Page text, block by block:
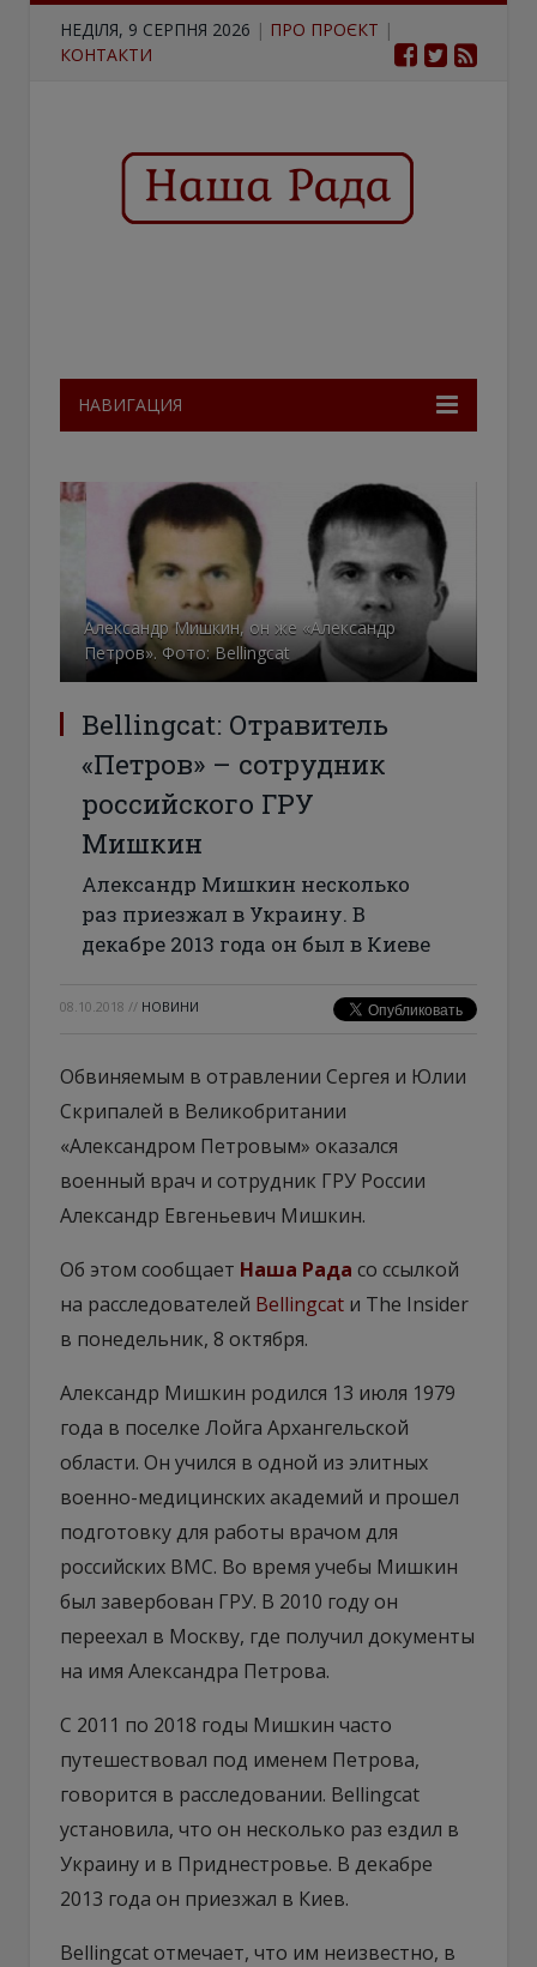
НЕДІЛЯ, 9 СЕРПНЯ 2026 | ПРО ПРОЄКТ |
КОНТАКТИ
НАВИГАЦИЯ
Александр Мишкин, он же «Александр
Петров». Фото: Bellingcat
Bellingcat: Отравитель
«Петров» – сотрудник
российского ГРУ
Мишкин
Александр Мишкин несколько
раз приезжал в Украину. В
декабре 2013 года он был в Киеве
08.10.2018 // НОВИНИ
Обвиняемым в отравлении Сергея и Юлии
Скрипалей в Великобритании
«Александром Петровым» оказался
военный врач и сотрудник ГРУ России
Александр Евгеньевич Мишкин.
Об этом сообщает Наша Рада со ссылкой
на расследователей Bellingcat и The Insider
в понедельник, 8 октября.
Александр Мишкин родился 13 июля 1979
года в поселке Лойга Архангельской
области. Он учился в одной из элитных
военно-медицинских академий и прошел
подготовку для работы врачом для
российских ВМС. Во время учебы Мишкин
был завербован ГРУ. В 2010 году он
переехал в Москву, где получил документы
на имя Александра Петрова.
С 2011 по 2018 годы Мишкин часто
путешествовал под именем Петрова,
говорится в расследовании. Bellingcat
установила, что он несколько раз ездил в
Украину и в Приднестровье. В декабре
2013 года он приезжал в Киев.
Bellingcat отмечает, что им неизвестно, в